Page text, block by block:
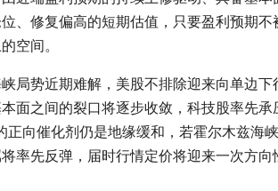
、修复偏高的短期估值，只要盈利预期不
空间。
局势近期难解，美股不排除迎来向单边下
面之间的裂口将逐步收敛，科技股率先承
正向催化剂仍是地缘缓和，若霍尔木兹海
率先反弹，届时行情定价将迎来一次方向